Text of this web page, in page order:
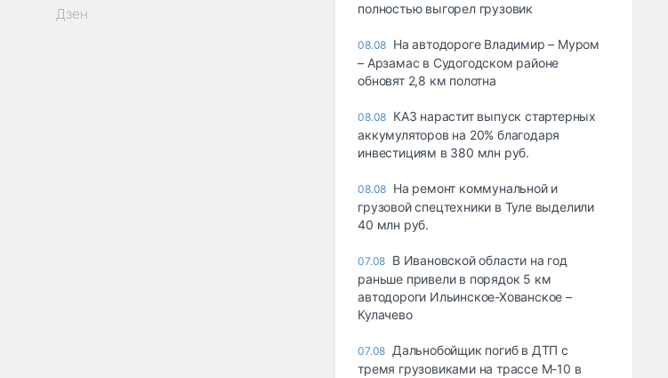
Дзен
полностью выгорел грузовик
08.08 На автодороге Владимир – Муром
– Арзамас в Судогодском районе
обновят 2,8 км полотна
08.08 КАЗ нарастит выпуск стартерных
аккумуляторов на 20% благодаря
инвестициям в 380 млн руб.
08.08 На ремонт коммунальной и
грузовой спецтехники в Туле выделили
40 млн руб.
07.08 В Ивановской области на год
раньше привели в порядок 5 км
автодороги Ильинское-Хованское –
Кулачево
07.08 Дальнобойщик погиб в ДТП с
тремя грузовиками на трассе М-10 в